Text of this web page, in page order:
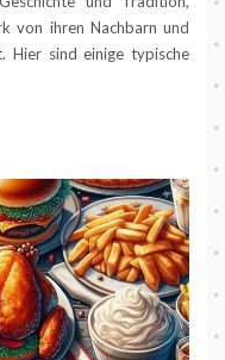
von ihren Nachbarn und
Hier sind einige typische